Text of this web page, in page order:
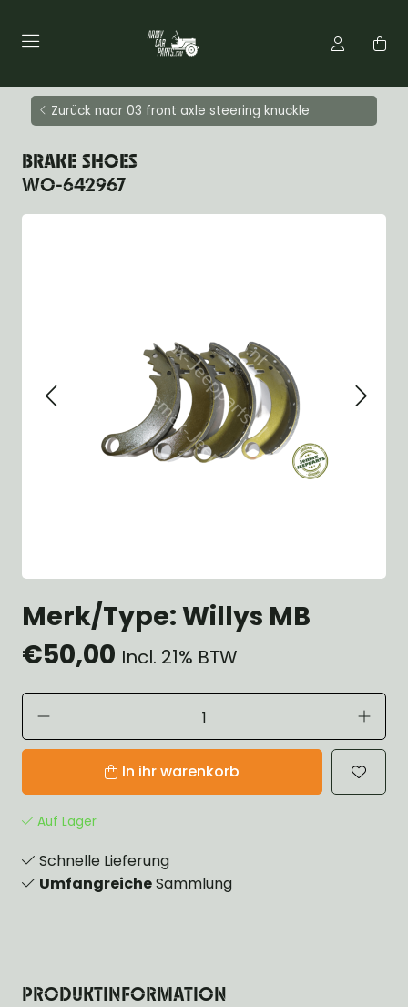
Zurück naar 03 front axle steering knuckle
BRAKE SHOES
WO-642967
Merk/Type: Willys MB
€50,00 Incl. 21% BTW
In ihr warenkorb
Auf Lager
Schnelle Lieferung
UmfangreicheSammlung
PRODUKTINFORMATION